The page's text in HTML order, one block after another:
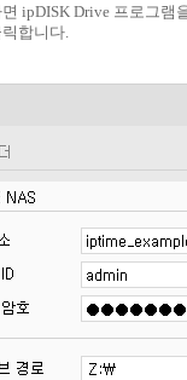
ipDISK Drive 프로그램
합니다.